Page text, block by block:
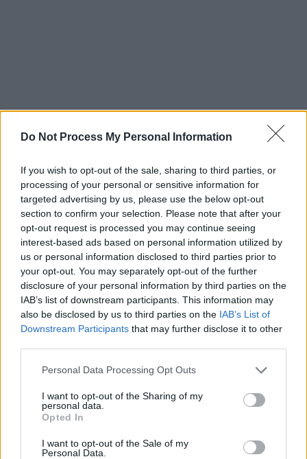
Do Not Process My Personal Information
If you wish to opt-out of the sale, sharing to third parties, or
processing of your personal or sensitive information for
targeted advertising by us, please use the below opt-out
section to confirm your selection. Please note that after your
opt-out request is processed you may continue seeing
interest-based ads based on personal information utilized by
us or personal information disclosed to third parties prior to
your opt-out. You may separately opt-out of the further
disclosure of your personal information by third parties on the
IAB’s list of downstream participants. This information may
also be disclosed by us to third parties on the IAB’s List of
Downstream Participants that may further disclose it to other
Personal Data Processing Opt Outs
I want to opt-out of the Sharing of my
personal data.
Opted In
I want to opt-out of the Sale of my
Personal Data.
Schauspieler/inNina Foch
Nina Foch
Sender
Datum
Uhrzeit
Titel
Man ist niemals zu jung
Wilbur wird unfreiwillig in den Diebstahl eines Diamanten...
Spielfilm/ Komödie